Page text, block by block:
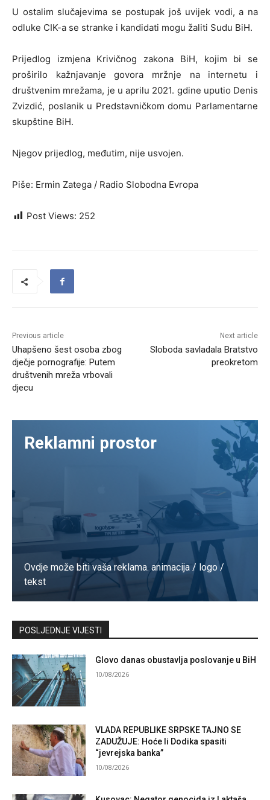
U ostalim slučajevima se postupak još uvijek vodi, a na
odluke CIK-a se stranke i kandidati mogu žaliti Sudu BiH.
Prijedlog izmjena Krivičnog zakona BiH, kojim bi se
proširilo kažnjavanje govora mržnje na internetu i
društvenim mrežama, je u aprilu 2021. gdine uputio Denis
Zvizdić, poslanik u Predstavničkom domu Parlamentarne
skupštine BiH.
Njegov prijedlog, međutim, nije usvojen.
Piše: Ermin Zatega / Radio Slobodna Evropa
Post Views: 252
Previous article
Uhapšeno šest osoba zbog
dječje pornografije: Putem
društvenih mreža vrbovali
djecu
Next article
Sloboda savladala Bratstvo
preokretom
Reklamni prostor
Ovdje može biti vaša reklama. animacija / logo /
tekst
Kontaktirajte nas
POSLJEDNJE VIJESTI
Glovo danas obustavlja poslovanje u BiH
10/08/2026
VLADA REPUBLIKE SRPSKE TAJNO SE
ZADUŽUJE: Hoće li Dodika spasiti
“jevrejska banka”
10/08/2026